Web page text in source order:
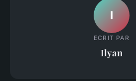
I
ECRIT PAR
Ilyan